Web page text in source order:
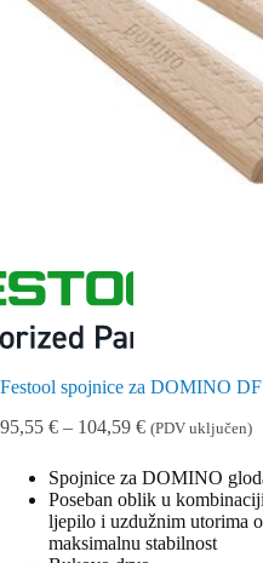
Festool spojnice za DOMINO
95,55 € – 104,59 €Raspon
od
95,55 €
do
104,59 €
(PDV uključen)
Spojnice za DOMINO
Poseban oblik u
ljepilo i uzdužnim utorima
maksimalnu stabilnost